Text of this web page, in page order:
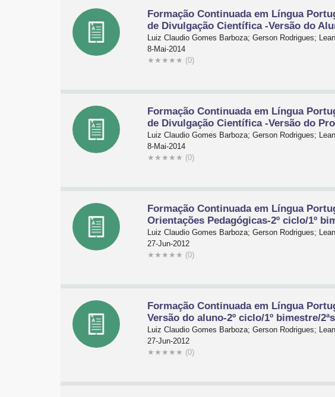
Formação Continuada em Língua
de Divulgação Científica -Versão do
Luiz Claudio Gomes Barboza; Gerson Rodrigues;
8-Mai-2014
★ ★ ★ ★ ★ (0)
Formação Continuada em Língua
de Divulgação Científica -Versão do
Luiz Claudio Gomes Barboza; Gerson Rodrigues;
8-Mai-2014
★ ★ ★ ★ ★ (0)
Formação Continuada em Língua
Orientações Pedagógicas-2º ciclo/1º
Luiz Claudio Gomes Barboza; Gerson Rodrigues;
27-Jun-2012
★ ★ ★ ★ ★ (0)
Formação Continuada em Língua
Versão do aluno-2º ciclo/1º bimestre/
Luiz Claudio Gomes Barboza; Gerson Rodrigues;
27-Jun-2012
★ ★ ★ ★ ★ (0)